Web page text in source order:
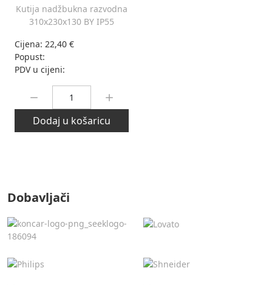
Kutija nadžbukna razvodna
310x230x130 BY IP55
Cijena: 22,40 €
Popust:
PDV u cijeni:
Dodaj u košaricu
Dobavljači